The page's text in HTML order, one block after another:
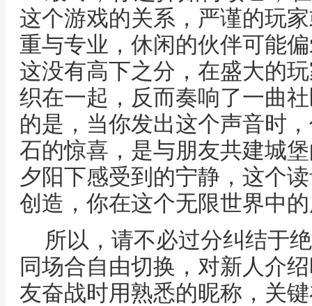
这个游戏的关系，严谨的玩
重与专业，休闲的伙伴可能
这没有高下之分，在盛大的
织在一起，反而奏响了一曲
的是，当你发出这个声音时
石的惊喜，是与朋友共建城
夕阳下感受到的宁静，这个
创造，你在这个无限世界中
所以，请不必过分纠结于
同场合自由切换，对新人介
友奋战时用熟悉的昵称，关